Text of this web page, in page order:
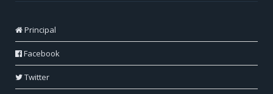
Principal
Facebook
Twitter